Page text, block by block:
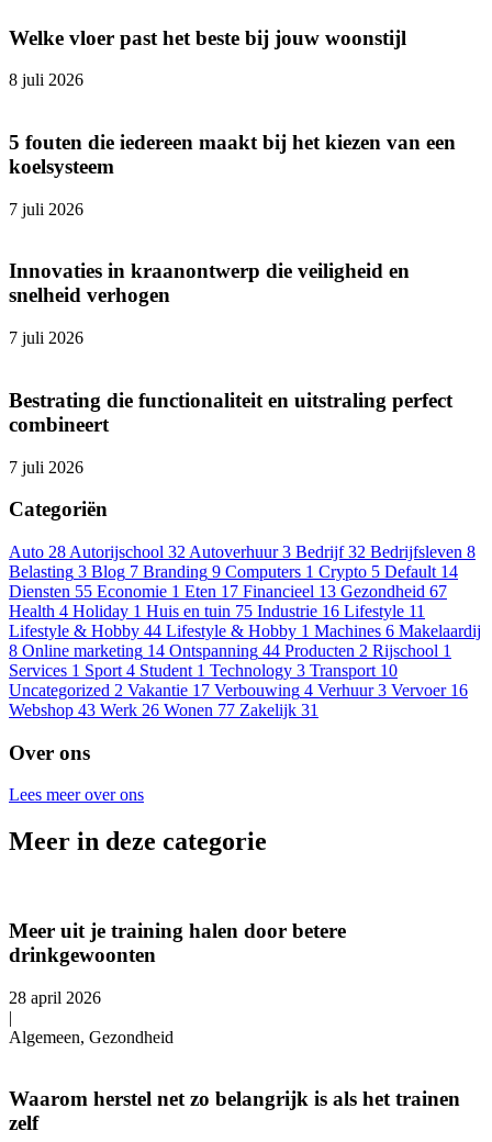
Welke vloer past het beste bij jouw woonstijl
8 juli 2026
5 fouten die iedereen maakt bij het kiezen van een
koelsysteem
7 juli 2026
Innovaties in kraanontwerp die veiligheid en
snelheid verhogen
7 juli 2026
Bestrating die functionaliteit en uitstraling perfect
combineert
7 juli 2026
Categoriën
Auto 28 Autorijschool 32 Autoverhuur 3 Bedrijf 32 Bedrijfsleven 8
Belasting 3 Blog 7 Branding 9 Computers 1 Crypto 5 Default 14
Diensten 55 Economie 1 Eten 17 Financieel 13 Gezondheid 67
Health 4 Holiday 1 Huis en tuin 75 Industrie 16 Lifestyle 11
Lifestyle & Hobby 44 Lifestyle & Hobby 1 Machines 6 Makelaardij
8 Online marketing 14 Ontspanning 44 Producten 2 Rijschool 1
Services 1 Sport 4 Student 1 Technology 3 Transport 10
Uncategorized 2 Vakantie 17 Verbouwing 4 Verhuur 3 Vervoer 16
Webshop 43 Werk 26 Wonen 77 Zakelijk 31
Over ons
Lees meer over ons
Meer in deze categorie
Meer uit je training halen door betere
drinkgewoonten
28 april 2026
|
Algemeen, Gezondheid
Waarom herstel net zo belangrijk is als het trainen
zelf